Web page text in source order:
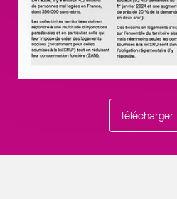
Télécharger